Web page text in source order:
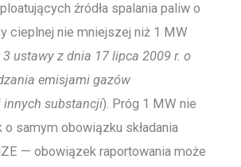
źródła spalania paliw o
cieplnej nie mniejszej niż 1 MW
ustawy z dnia 17 lipca 2009 r. o
emisjami gazów
innych substancji). Próg 1 MW nie
o samym obowiązku składania
— obowiązek raportowania może